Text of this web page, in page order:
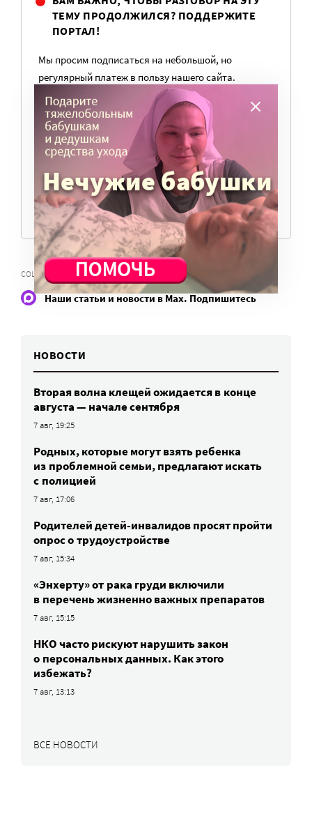
ТЕМУ ПРОДОЛЖИЛСЯ? ПОДДЕРЖИТЕ
ПОРТАЛ!
Мы просим подписаться на небольшой, но
регулярный платеж в пользу нашего сайта.
Милосердие.ru работает благодаря добровольным
пожертвованиям наших читателей. На
командировки, съемки, зарплаты редакторов,
журналистов и техническую поддержку сайта
ПОМОЧЬ ПОРТАЛУ
СОЦИАЛЬНАЯ ПОЛИТИКА,ЗАКОН О РАСПРЕДЕЛЕННОЙ ОПЕКЕ
Наши статьи и новости в Max. Подпишитесь
НОВОСТИ
Вторая волна клещей ожидается в конце
августа — начале сентября
7 авг, 19:25
Родных, которые могут взять ребенка
из проблемной семьи, предлагают искать
с полицией
7 авг, 17:06
Родителей детей-инвалидов просят пройти
опрос о трудоустройстве
7 авг, 15:34
«Энхерту» от рака груди включили
в перечень жизненно важных препаратов
7 авг, 15:15
НКО часто рискуют нарушить закон
о персональных данных. Как этого
избежать?
7 авг, 13:13
ВСЕ НОВОСТИ